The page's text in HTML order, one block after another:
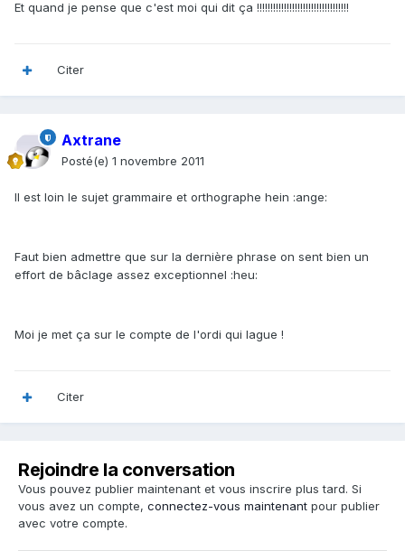
Et quand je pense que c'est moi qui dit ça !!!!!!!!!!!!!!!!!!!!!!!!!!!!!!!!!!
Citer
Axtrane
Posté(e) 1 novembre 2011
Il est loin le sujet grammaire et orthographe hein :ange:
Faut bien admettre que sur la dernière phrase on sent bien un
effort de bâclage assez exceptionnel :heu:
Moi je met ça sur le compte de l'ordi qui lague !
Citer
Rejoindre la conversation
Vous pouvez publier maintenant et vous inscrire plus tard. Si
vous avez un compte, connectez-vous maintenant pour publier
avec votre compte.